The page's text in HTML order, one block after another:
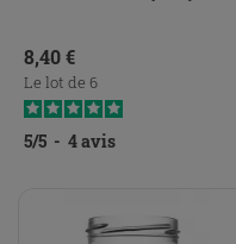
Prix
8,40 €
Le lot de 6
5/5 - 4avis